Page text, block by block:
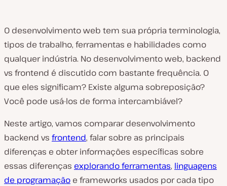
O desenvolvimento web tem sua própria terminologia,
tipos de trabalho, ferramentas e habilidades como
qualquer indústria. No desenvolvimento web, backend
vs frontend é discutido com bastante frequência. O
que eles significam? Existe alguma sobreposição?
Você pode usá-los de forma intercambiável?
Neste artigo, vamos comparar desenvolvimento
backend vs frontend, falar sobre as principais
diferenças e obter informações específicas sobre
essas diferenças explorando ferramentas, linguagens
de programação e frameworks usados por cada tipo